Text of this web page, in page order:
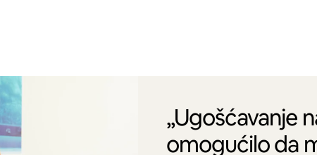
„Ugošćavanje
omogućilo da